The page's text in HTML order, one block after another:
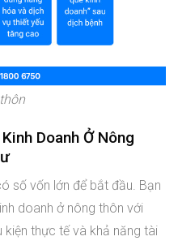
Doanh Ở Nông
số vốn lớn để bắt đầu. Bạn
doanh ở nông thôn với
kiện thực tế và khả năng tài